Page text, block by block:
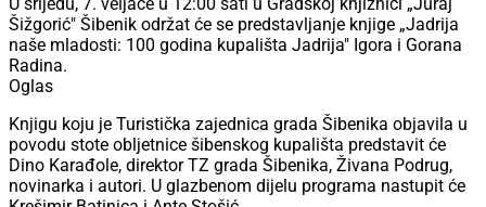
U srijedu, 7. veljače u 12:00 sati u Gradskoj knjižnici „Juraj
Šižgorić" Šibenik održat će se predstavljanje knjige „Jadrija
naše mladosti: 100 godina kupališta Jadrija" Igora i Gorana
Radina.
Oglas
Knjigu koju je Turistička zajednica grada Šibenika objavila u
povodu stote obljetnice šibenskog kupališta predstavit će
Dino Karađole, direktor TZ grada Šibenika, Živana Podrug,
novinarka i autori. U glazbenom dijelu programa nastupit će